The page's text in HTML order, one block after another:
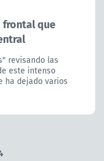
frontal que
revisando las
este intenso
ha dejado varios